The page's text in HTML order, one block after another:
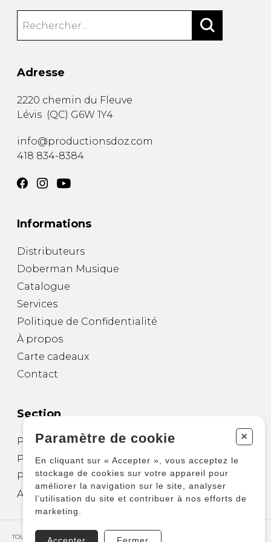
Adresse
2220 chemin du Fleuve
Lévis (QC) G6W 1Y4
info@productionsdoz.com
418 834-8384
Informations
Distributeurs
Doberman Musique
Catalogue
Services
Politique de Confidentialité
À propos
Carte cadeaux
Contact
Section
Partitions pour guitare
Partitions pour autres instruments
Partitions pour ensembles
Autres produits
TOUS DROITS RÉSERVÉS © COPYRIGHT 2026 – PRODUCTIONS D'OZ
Paramètre de cookie +
En cliquant sur « Accepter », vous acceptez le
stockage de cookies sur votre appareil pour
améliorer la navigation sur le site, analyser
l’utilisation du site et contribuer à nos efforts de
marketing.